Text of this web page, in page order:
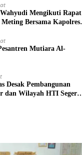
Mengikuti Rapat
Bersama Kapolres
Mutiara Al-
Desak Pembangunan
dan Wilayah HTI Segera